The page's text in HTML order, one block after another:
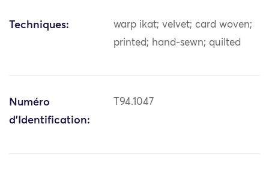
Techniques:
warp ikat; velvet; card woven;
printed; hand-sewn; quilted
Numéro
d'Identification:
T94.1047